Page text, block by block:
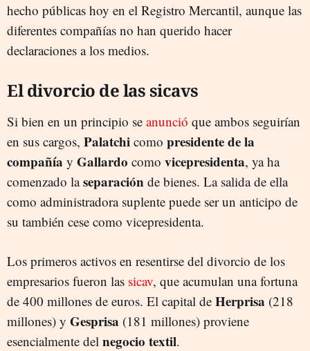
hecho públicas hoy en el Registro Mercantil, aunque las
diferentes compañías no han querido hacer
declaraciones a los medios.
El divorcio de las sicavs
Si bien en un principio se anunció que ambos seguirían
en sus cargos, Palatchi como presidente de la
compañía y Gallardo como vicepresidenta, ya ha
comenzado laseparación de bienes. La salida de ella
como administradora suplente puede ser un anticipo de
su también cese como vicepresidenta.
Los primeros activos en resentirse del divorcio de los
empresarios fueron las sicav, que acumulan una fortuna
de 400 millones de euros. El capital de Herprisa (218
millones) y Gesprisa (181 millones) proviene
esencialmente del negocio textil.